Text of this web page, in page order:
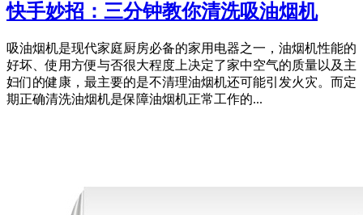
快手妙招：三分钟教你清洗吸油烟机
吸油烟机是现代家庭厨房必备的家用电器之一，油烟机性能的
好坏、使用方便与否很大程度上决定了家中空气的质量以及主
妇们的健康，最主要的是不清理油烟机还可能引发火灾。而定
期正确清洗油烟机是保障油烟机正常工作的...